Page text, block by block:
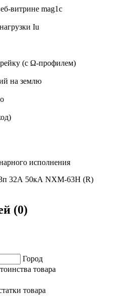
витрине mag1c
Iu
(с Ω-профилем)
на землю
исполнения
32А 50кА NXM-63H (R)
(0)
Город
товара
товара